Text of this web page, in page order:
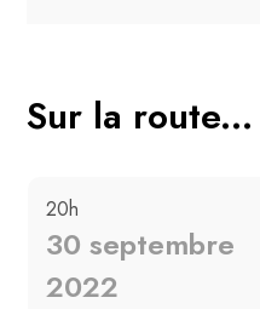
Sur la route...
20h
30 septembre
2022